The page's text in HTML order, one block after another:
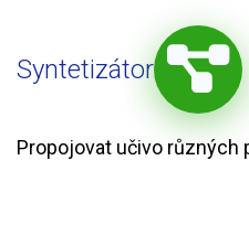
Syntetizátor
Propojovat učivo různých